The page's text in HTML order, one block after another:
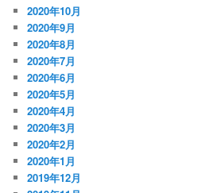
2020年10月
2020年9月
2020年8月
2020年7月
2020年6月
2020年5月
2020年4月
2020年3月
2020年2月
2020年1月
2019年12月